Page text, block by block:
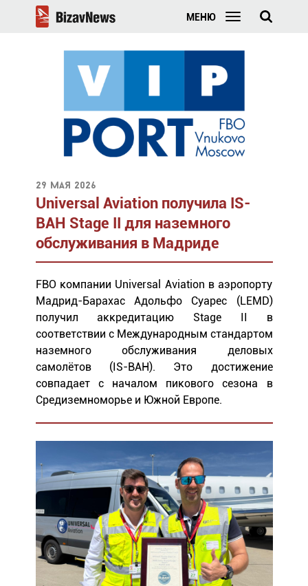
МЕНЮ
29 мая 2026
Universal Aviation получила IS-
BAH Stage II для наземного
обслуживания в Мадриде
FBO компании Universal Aviation в аэропорту
Мадрид-Барахас Адольфо Суарес (LEMD)
получил аккредитацию Stage II в
соответствии с Международным стандартом
наземного обслуживания деловых
самолётов (IS-BAH). Это достижение
совпадает с началом пикового сезона в
Средиземноморье и Южной Европе.